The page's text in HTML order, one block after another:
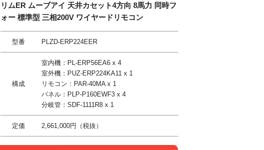
リムER ムーブアイ 天井カセット4方向 8馬力 同時フ
ォー 標準型 三相200V ワイヤードリモコン
型番 PLZD-ERP224EER
構成
室内機：PL-ERP56EA6 x 4
室外機：PUZ-ERP224KA11 x 1
リモコン：PAR-40MA x 1
パネル：PLP-P160EWF3 x 4
分岐管：SDF-1111R8 x 1
定価 2,661,000円（税抜）